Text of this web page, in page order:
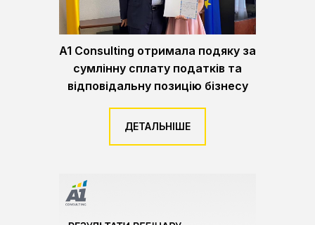
A1 Consulting отримала подяку за
сумлінну сплату податків та
відповідальну позицію бізнесу
ДЕТАЛЬНІШЕ